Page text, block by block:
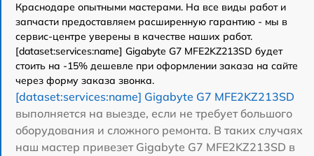
Краснодаре опытными мастерами. На все виды работ и
запчасти предоставляем расширенную гарантию - мы в
сервис-центре уверены в качестве наших работ.
[dataset:services:name] Gigabyte G7 MFE2KZ213SD будет
стоить на -15% дешевле при оформлении заказа на сайте
через форму заказа звонка.
[dataset:services:name] Gigabyte G7 MFE2KZ213SD
выполняется на выезде, если не требует большого
оборудования и сложного ремонта. В таких случаях
наш мастер привезет Gigabyte G7 MFE2KZ213SD в